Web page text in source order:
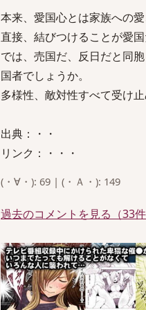
本来、愛国心とは家族への
直接、結びつけることが愛
では、売国だ、反日だと同
国者でしょうか。
多様性、敵対性すべて受け
出典：・・
リンク：・・・
(・∀・): 69 | (・Ａ・): 149
過去のコメントを見る（33